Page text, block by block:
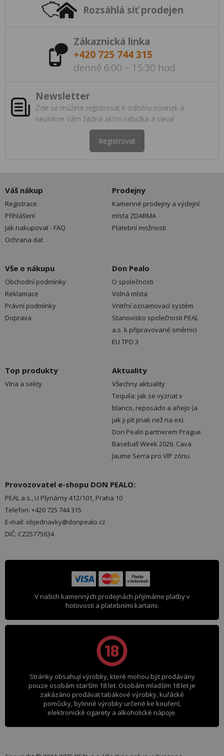
Rozsáhlá síť prodejen
Zákaznická linka
+420 725 744 315
denně 6:00 – 15:30 hod
Newsletter
Zde se můžete registrovat k odběru novinek a
neunikne Vám žádná akční nabídka a sleva!
Registrovat
Váš nákup
Registrace
Přihlášení
Jak nakupovat - FAQ
Ochrana dat
Prodejny
Kamenné prodejny a výdejní
místa ZDARMA
Platební možnosti
Vše o nákupu
Obchodní podmínky
Reklamace
Právní podmínky
Doprava
Don Pealo
O společnosti
Volná místa
Vnitřní oznamovací systém
Stanovisko společnosti PEAL
a.s. k připravované směrnici
EU TPD 3
Top produkty
Vína a sekty
Aktuality
Všechny aktuality
Tequila: jak se vyznat v
blanco, reposado a añejo (a
jak ji pít jinak než na ex)
Don Pealo partnerem Prague
Baseball Week 2026. Cava
Jaume Serra pro VIP zónu
Provozovatel e-shopu DON PEALO:
PEAL a.s., U Plynárny 412/101, Praha 10
Telefon: +420 725 744 315
E-mail: objednavky@donpealo.cz
DIČ: CZ25775634
V našich kamenných prodejnách přijímáme platby v
hotovosti a platebními kartami.
Stránky obsahují výrobky, které mohou být prodávány
pouze osobám starším 18 let. Osobám mladším 18 let je
zakázáno prodávat tabákové výrobky, kuřácké
pomůcky, bylinné výrobky určené ke kouření,
elektronické cigarety a alkoholické nápoje.